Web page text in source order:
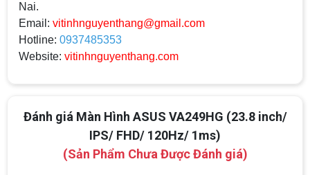
Nai.
Email: vitinhnguyenthang@gmail.com
Hotline: 0937485353
Website: vitinhnguyenthang.com
Đánh giá Màn Hình ASUS VA249HG (23.8 inch/
IPS/ FHD/ 120Hz/ 1ms)
(Sản Phẩm Chưa Được Đánh giá)